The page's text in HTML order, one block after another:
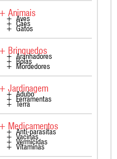
+ Animais
+ Aves
+ Cães
+ Gatos
+ Brinquedos
+ Aranhadores
+ Bolas
+ Mordedores
+ Jardinagem
+ Adubo
+ Ferramentas
+ Terra
+ Medicamentos
+ Anti-parasitas
+ Vacinas
+ Vermicidas
+ Vitaminas